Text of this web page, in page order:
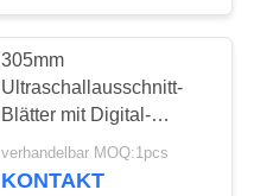
305mm
Ultraschallausschnitt-
Blätter mit Digital-
Generator-einfacher
Operation
verhandelbar MOQ:1pcs
KONTAKT